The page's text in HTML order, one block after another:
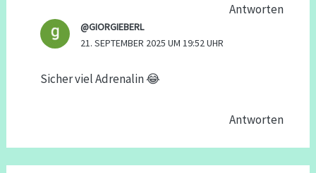
Antworten
@GIORGIEBERL
21. SEPTEMBER 2025 UM 19:52 UHR
Sicher viel Adrenalin 😂
Antworten